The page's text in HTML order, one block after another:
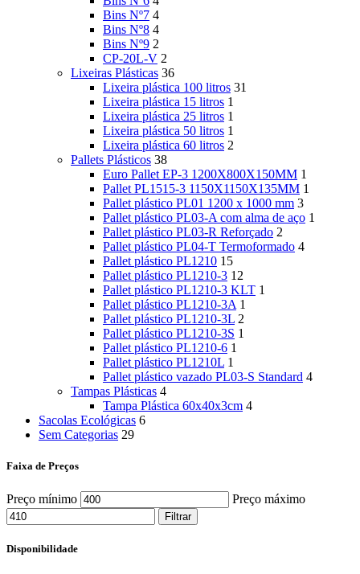
Bins Nº7 4
Bins Nº8 4
Bins Nº9 2
CP-20L-V 2
Lixeiras Plásticas 36
Lixeira plástica 100 litros 31
Lixeira plástica 15 litros 1
Lixeira plástica 25 litros 1
Lixeira plástica 50 litros 1
Lixeira plástica 60 litros 2
Pallets Plásticos 38
Euro Pallet EP-3 1200X800X150MM 1
Pallet PL1515-3 1150X1150X135MM 1
Pallet plástico PL01 1200 x 1000 mm 3
Pallet plástico PL03-A com alma de aço 1
Pallet plástico PL03-R Reforçado 2
Pallet plástico PL04-T Termoformado 4
Pallet plástico PL1210 15
Pallet plástico PL1210-3 12
Pallet plástico PL1210-3 KLT 1
Pallet plástico PL1210-3A 1
Pallet plástico PL1210-3L 2
Pallet plástico PL1210-3S 1
Pallet plástico PL1210-6 1
Pallet plástico PL1210L 1
Pallet plástico vazado PL03-S Standard 4
Tampas Plásticas 4
Tampa Plástica 60x40x3cm 4
Sacolas Ecológicas 6
Sem Categorias 29
Faixa de Preços
Preço mínimo Preço máximo
Filtrar
Disponibilidade